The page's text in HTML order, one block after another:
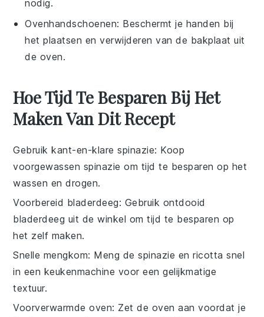
nodig.
Ovenhandschoenen: Beschermt je handen bij
het plaatsen en verwijderen van de bakplaat uit
de oven.
Hoe Tijd Te Besparen Bij Het
Maken Van Dit Recept
Gebruik kant-en-klare spinazie: Koop
voorgewassen spinazie om tijd te besparen op het
wassen en drogen.
Voorbereid bladerdeeg: Gebruik ontdooid
bladerdeeg uit de winkel om tijd te besparen op
het zelf maken.
Snelle mengkom: Meng despinazie enricotta snel
in een keukenmachine voor een gelijkmatige
textuur.
Voorverwarmde oven: Zet de oven aan voordat je